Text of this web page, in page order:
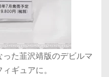
た韮沢靖版のデビルマ
ギュアに。